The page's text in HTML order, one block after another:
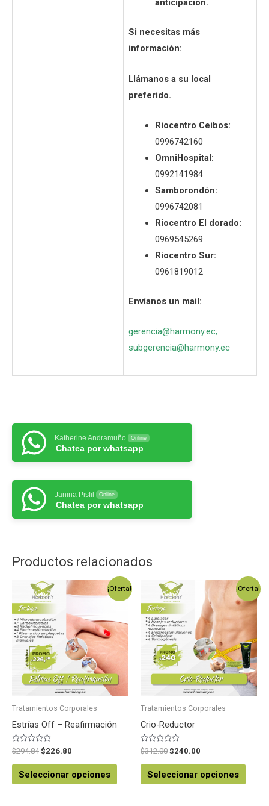
anticipación.
Si necesitas más
información:
Llámanos a su local
preferido.
Riocentro Ceibos:
0996742160
OmniHospital:
0992141984
Samborondón:
0996742081
Riocentro El dorado:
0969545269
Riocentro Sur:
0961819012
Envíanos un mail:
gerencia@harmony.ec;
subgerencia@harmony.ec
Katherine Andramuño Online
Chatea por whatsapp
Janina Pisfil Online
Chatea por whatsapp
Productos relacionados
¡Oferta!
Tratamientos Corporales
Estrías Off – Reafirmación
Valorado
en
0
de
$294.84 $226.80
Seleccionar opciones
¡Oferta!
Tratamientos Corporales
Crio-Reductor
Valorado
en
0
de
$312.00 $240.00
Seleccionar opciones